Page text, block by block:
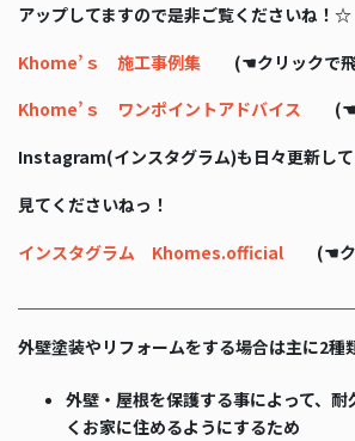
アップしてますので是非ご覧くださいね！☆
Khome’ｓ 施工事例集 (☚クリックで飛
Khome’ｓ ワンポイントアドバイス (☚ク
Instagram(インスタグラム)も日々更新して
見てくださいねっ！
インスタグラム Khomes.official (☚ク
外壁塗装やリフォームをする場合は主に2種
外壁・屋根を保護する事によって、
くお家に住めるようにするため